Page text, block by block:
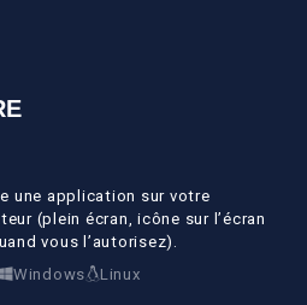
une application sur votre
(plein écran, icône sur l’écran
vous l’autorisez).
Windows Linux